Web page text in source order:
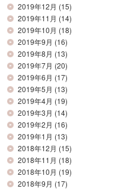
2019年12月 (15)
2019年11月 (14)
2019年10月 (18)
2019年9月 (16)
2019年8月 (13)
2019年7月 (20)
2019年6月 (17)
2019年5月 (13)
2019年4月 (19)
2019年3月 (14)
2019年2月 (16)
2019年1月 (13)
2018年12月 (15)
2018年11月 (18)
2018年10月 (19)
2018年9月 (17)